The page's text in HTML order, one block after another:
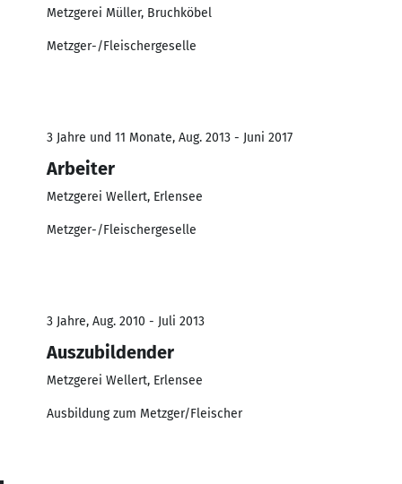
Metzgerei Müller, Bruchköbel
Metzger-/Fleischergeselle
3 Jahre und 11 Monate, Aug. 2013 - Juni 2017
Arbeiter
Metzgerei Wellert, Erlensee
Metzger-/Fleischergeselle
3 Jahre, Aug. 2010 - Juli 2013
Auszubildender
Metzgerei Wellert, Erlensee
Ausbildung zum Metzger/Fleischer